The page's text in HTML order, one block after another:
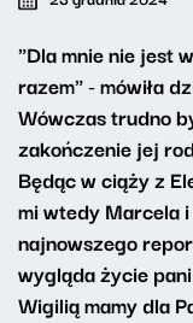
"Dla mnie nie jest
razem" - mówiła
Wówczas trudno
zakończenie jej
Będąc w ciąży z
mi wtedy Marcela
najnowszego
wygląda życie
Wigilią mamy dla